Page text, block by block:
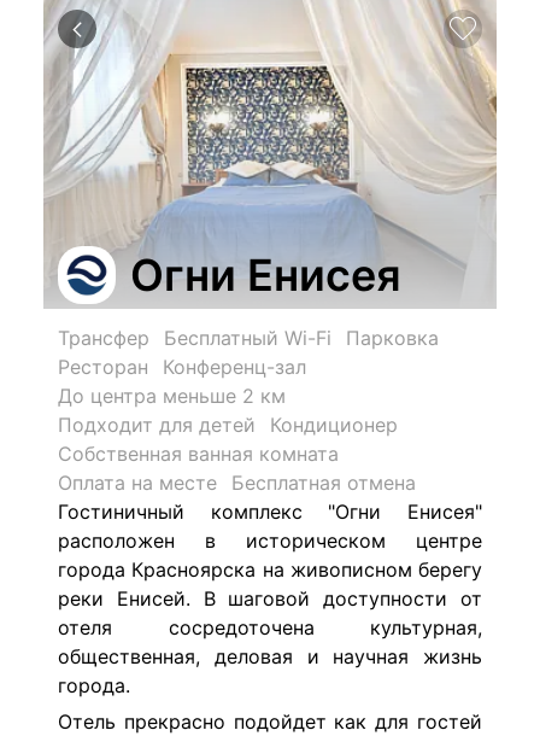
Огни Енисея
Трансфер Бесплатный Wi-Fi
Парковка
Ресторан
Конференц-зал
До центра меньше 2 км
Подходит для детей
Кондиционер
Собственная ванная комната
Оплата на месте
Бесплатная отмена
Гостиничный комплекс "Огни Енисея"
расположен в историческом центре
города Красноярска на живописном берегу
реки Енисей. В шаговой доступности от
отеля сосредоточена культурная,
общественная, деловая и научная жизнь
города.
Отель прекрасно подойдет как для гостей